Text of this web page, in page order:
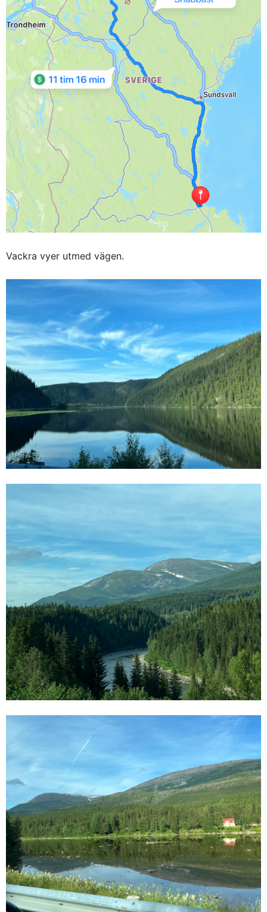
Vackra vyer utmed vägen.